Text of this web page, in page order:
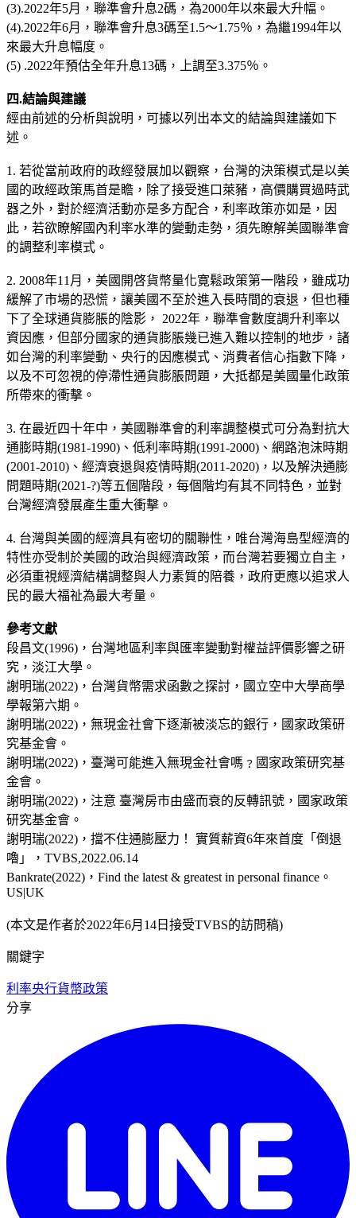
(3).2022年5月，聯準會升息2碼，為2000年以來最大升幅。
(4).2022年6月，聯準會升息3碼至1.5～1.75％，為繼1994年以
來最大升息幅度。
(5) .2022年預估全年升息13碼，上調至3.375％。
四.結論與建議
經由前述的分析與說明，可據以列出本文的結論與建議如下
述。
1. 若從當前政府的政經發展加以觀察，台灣的決策模式是以美
國的政經政策馬首是瞻，除了接受進口萊豬，高價購買過時武
器之外，對於經濟活動亦是多方配合，利率政策亦如是，因
此，若欲瞭解國內利率水準的變動走勢，須先瞭解美國聯準會
的調整利率模式。
2. 2008年11月，美國開啓貨幣量化寛鬆政策第一階段，雖成功
緩解了市場的恐慌，讓美國不至於進入長時間的衰退，但也種
下了全球通貨膨脹的陰影， 2022年，聯準會數度調升利率以
資因應，但部分國家的通貨膨脹幾已進入難以控制的地步，諸
如台灣的利率變動、央行的因應模式、消費者信心指數下降，
以及不可忽視的停滯性通貨膨脹問題，大抵都是美國量化政策
所帶來的衝擊。
3. 在最近四十年中，美國聯準會的利率調整模式可分為對抗大
通膨時期(1981-1990)、低利率時期(1991-2000)、網路泡沫時期
(2001-2010)、經濟衰退與疫情時期(2011-2020)，以及解決通膨
問題時期(2021-?)等五個階段，每個階均有其不同特色，並對
台灣經濟發展產生重大衝擊。
4. 台灣與美國的經濟具有密切的關聯性，唯台灣海島型經濟的
特性亦受制於美國的政治與經濟政策，而台灣若要獨立自主，
必須重視經濟結構調整與人力素質的陪養，政府更應以追求人
民的最大福祉為最大考量。
參考文獻
段昌文(1996)，台灣地區利率與匯率變動對權益評價影響之研
究，淡江大學。
謝明瑞(2022)，台灣貨幣需求函數之探討，國立空中大學商學
學報第六期。
謝明瑞(2022)，無現金社會下逐漸被淡忘的銀行，國家政策研
究基金會。
謝明瑞(2022)，臺灣可能進入無現金社會嗎﹖國家政策研究基
金會。
謝明瑞(2022)，注意 臺灣房市由盛而衰的反轉訊號，國家政策
研究基金會。
謝明瑞(2022)，擋不住通膨壓力！ 實質薪資6年來首度「倒退
嚕」，TVBS,2022.06.14
Bankrate(2022)，Find the latest & greatest in personal finance。
US|UK
(本文是作者於2022年6月14日接受TVBS的訪問稿)
關鍵字
利率央行貨幣政策
分享